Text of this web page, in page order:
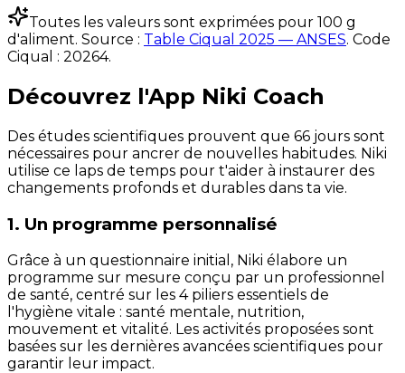
Toutes les valeurs sont exprimées pour 100 g
d'aliment. Source : Table Ciqual 2025 — ANSES. Code
Ciqual : 20264.
Découvrez l'App Niki Coach
Des études scientifiques prouvent que 66 jours sont
nécessaires pour ancrer de nouvelles habitudes. Niki
utilise ce laps de temps pour t'aider à instaurer des
changements profonds et durables dans ta vie.
1. Un programme personnalisé
Grâce à un questionnaire initial, Niki élabore un
programme sur mesure conçu par un professionnel
de santé, centré sur les 4 piliers essentiels de
l'hygiène vitale : santé mentale, nutrition,
mouvement et vitalité. Les activités proposées sont
basées sur les dernières avancées scientifiques pour
garantir leur impact.